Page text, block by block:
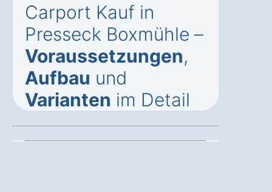
Carport Kauf in
Presseck Boxmühle –
Voraussetzungen,
Aufbau und
Varianten im Detail